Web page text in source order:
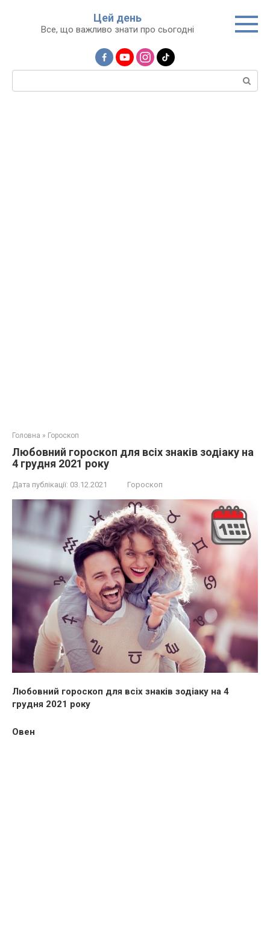
Цей день
Все, що важливо знати про сьогодні
Пошук:
Головна » Гороскоп
Любовний гороскоп для всіх знаків зодіаку на
4 грудня 2021 року
Дата публікації: 03.12.2021 Гороскоп
Любовний гороскоп для всіх знаків зодіаку на 4
грудня 2021 року
Овен